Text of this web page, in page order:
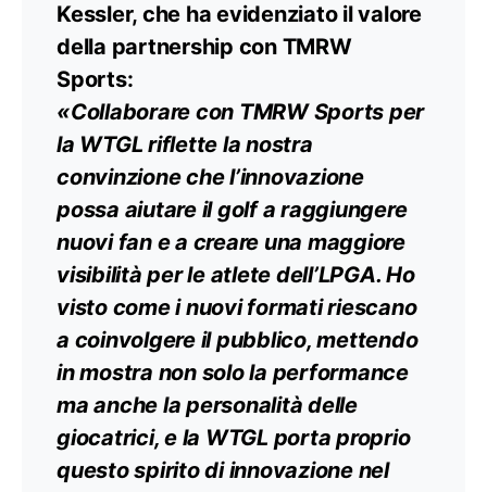
Kessler, che ha evidenziato il valore
della partnership con TMRW
Sports:
«Collaborare con TMRW Sports per
la WTGL riflette la nostra
convinzione che l’innovazione
possa aiutare il golf a raggiungere
nuovi fan e a creare una maggiore
visibilità per le atlete dell’LPGA. Ho
visto come i nuovi formati riescano
a coinvolgere il pubblico, mettendo
in mostra non solo la performance
ma anche la personalità delle
giocatrici, e la WTGL porta proprio
questo spirito di innovazione nel